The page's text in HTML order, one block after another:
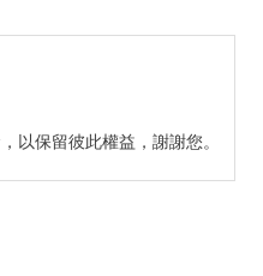
以保留彼此權益，謝謝您。